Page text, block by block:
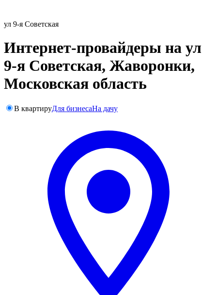
ул 9-я Советская
Интернет-провайдеры на ул
9-я Советская, Жаворонки,
Московская область
В квартируДля бизнесаНа дачу